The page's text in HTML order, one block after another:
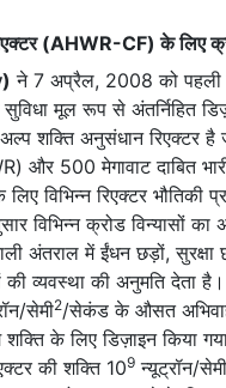
(AHWR-CF) के लिए
ने 7 अप्रैल, 2008 को पहली
मूल रूप से अंतर्निहित
शक्ति अनुसंधान रिएक्टर है
और 500 मेगावाट दाबित
विभिन्न रिएक्टर भौतिकी
विभिन्न क्रोड विन्यासों
अंतराल में ईंधन छड़ों,
की व्यवस्था की अनुमति देता
सेमी2/सेकंड के औसत
के लिए डिज़ाइन किया
की शक्ति 109 न्यूट्रॉन/सेमी